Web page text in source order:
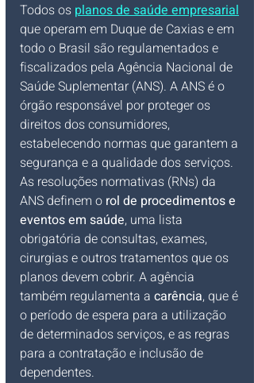
Todos os planos de saúde empresarial
que operam em Duque de Caxias e em
todo o Brasil são regulamentados e
fiscalizados pela Agência Nacional de
Saúde Suplementar (ANS). A ANS é o
órgão responsável por proteger os
direitos dos consumidores,
estabelecendo normas que garantem a
segurança e a qualidade dos serviços.
As resoluções normativas (RNs) da
ANS definem o rol de procedimentos e
eventos em saúde, uma lista
obrigatória de consultas, exames,
cirurgias e outros tratamentos que os
planos devem cobrir. A agência
também regulamenta a carência, que é
o período de espera para a utilização
de determinados serviços, e as regras
para a contratação e inclusão de
dependentes.